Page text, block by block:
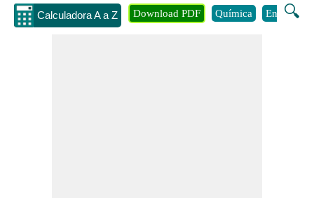
Calculadora A a Z 🔍
Download PDF Química